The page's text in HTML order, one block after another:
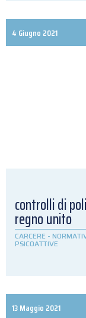
4 Giugno 2021
controlli di
regno unito
CARCERE -
PSICOATTIVE
13 Maggio 2021